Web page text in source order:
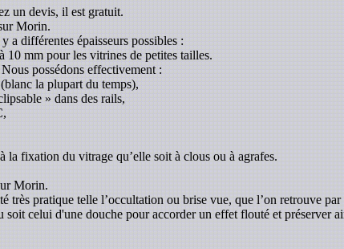
un devis, il est gratuit.
Morin.
a différentes épaisseurs possibles :
10 mm pour les vitrines de petites tailles.
possédons effectivement :
la plupart du temps),
» dans des rails,
la fixation du vitrage qu’elle soit à clous ou à agrafes.
Morin.
très pratique telle l’occultation ou brise vue, que l’on retrouve par
celui d'une douche pour accorder un effet flouté et préserver